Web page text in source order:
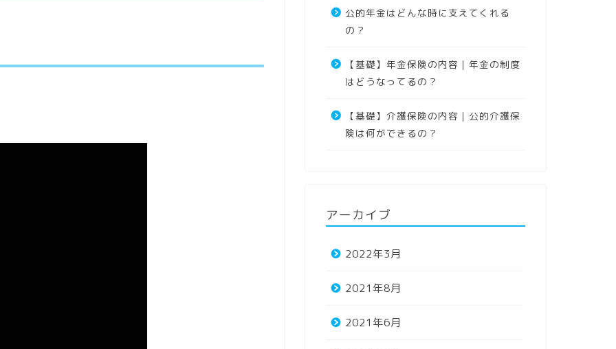
公的年金はどんな時に支えてくれる
の？
【基礎】年金保険の内容｜年金の制度
はどうなってるの？
【基礎】介護保険の内容｜公的介護保
険は何ができるの？
アーカイブ
2022年3月
2021年8月
2021年6月